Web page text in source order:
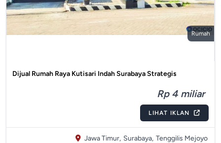
Rumah
Dijual Rumah Raya Kutisari Indah Surabaya Strategis
Rp 4 miliar
LIHAT IKLAN
Jawa Timur, Surabaya, Tenggilis Mejoyo